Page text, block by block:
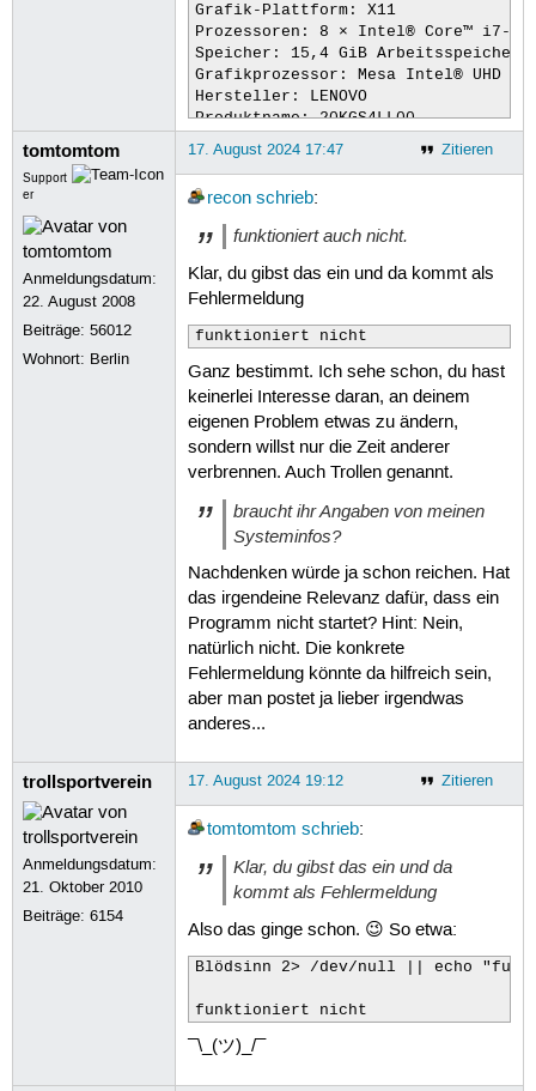
Grafik-Plattform: X11
Prozessoren: 8 × Intel® Core™ i7-
Speicher: 15,4 GiB Arbeitsspeicher
Grafikprozessor: Mesa Intel® UHD
Hersteller: LENOVO
Produktname: 20KGS4LL00
Systemversion: ThinkPad X1 Carbon
tomtomtom
Support
er
Anmeldungsdatum:
22. August 2008
Beiträge:56012
Wohnort: Berlin
Zitieren
17. August 2024 17:47
recon schrieb:
funktioniert auch nicht.
Klar, du gibst das ein und da kommt als
Fehlermeldung
funktioniert nicht
Ganz bestimmt. Ich sehe schon, du hast
keinerlei Interesse daran, an deinem
eigenen Problem etwas zu ändern,
sondern willst nur die Zeit anderer
verbrennen. Auch Trollen genannt.
braucht ihr Angaben von meinen
Systeminfos?
Nachdenken würde ja schon reichen. Hat
das irgendeine Relevanz dafür, dass ein
Programm nicht startet? Hint: Nein,
natürlich nicht. Die konkrete
Fehlermeldung könnte da hilfreich sein,
aber man postet ja lieber irgendwas
anderes...
trollsportverein
Anmeldungsdatum:
21. Oktober 2010
Beiträge:6154
Zitieren
17. August 2024 19:12
tomtomtom schrieb:
Klar, du gibst das ein und da
kommt als Fehlermeldung
Also das ginge schon. 😉 So etwa:
Blödsinn 2> /dev/null || echo
funktioniert nicht
¯\_(ツ)_/¯